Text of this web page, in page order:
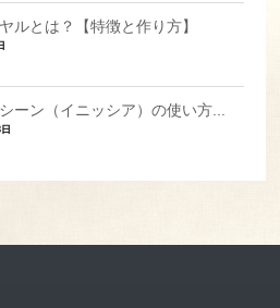
ルとは？【特徴と作り方】
ーン（イニッシア）の使い方...